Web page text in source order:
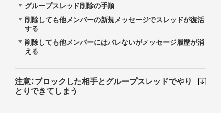
グループスレッド削除の手順
削除しても他メンバーの新規メッセージでスレッドが復活
する
削除しても他メンバーにはバレないがメッセージ履歴が消
える
注意：ブロックした相手とグループスレッドでやり
とりできてしまう